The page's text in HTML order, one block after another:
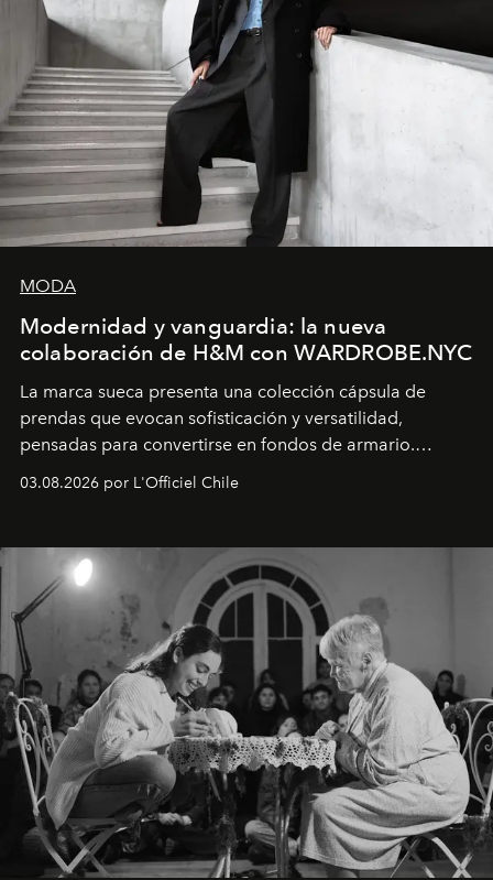
MODA
Modernidad y vanguardia: la nueva
colaboración de H&M con WARDROBE.NYC
La marca sueca presenta una colección cápsula de
prendas que evocan sofisticación y versatilidad,
pensadas para convertirse en fondos de armario.
Disponible en Chile desde el 6 de agosto.
03.08.2026 por L'Officiel Chile